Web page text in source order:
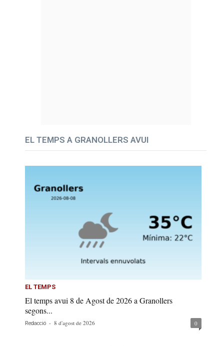
EL TEMPS A GRANOLLERS AVUI
EL TEMPS
El temps avui 8 de Agost de 2026 a Granollers
segons...
Redacció - 8 d'agost de 2026 0